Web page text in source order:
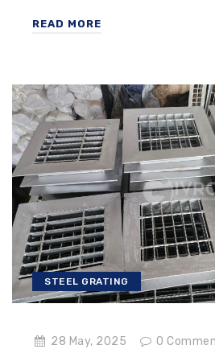
READ MORE
STEEL GRATING
28 May, 2025 0